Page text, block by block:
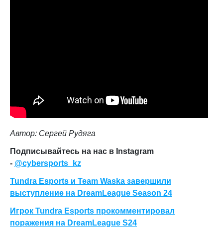
Автор: Сергей Рудяга
Подписывайтесь на нас в Instagram
- @cybersports_kz
Tundra Esports и Team Waska завершили
выступление на DreamLeague Season 24
Игрок Tundra Esports прокомментировал
поражения на DreamLeague S24